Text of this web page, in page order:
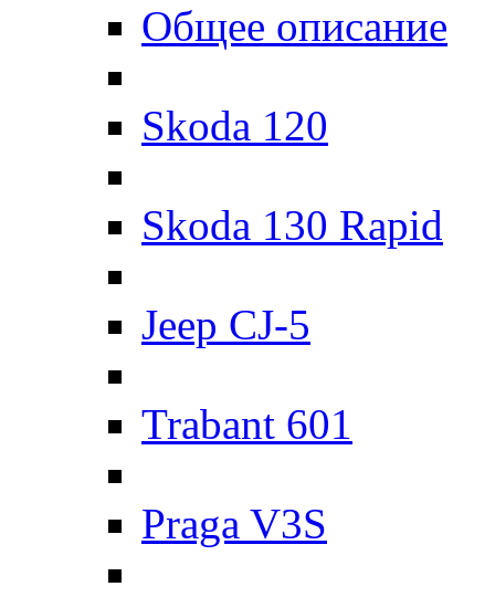
Общее описание
Skoda 120
Skoda 130 Rapid
Jeep CJ-5
Trabant 601
Praga V3S